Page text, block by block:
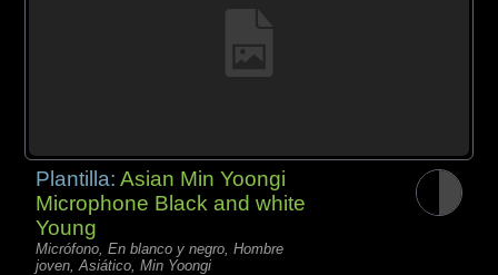
Plantilla:Asian Min Yoongi
Microphone Black and white
Young
Micrófono, En blanco y negro, Hombre
joven, Asiático, Min Yoongi